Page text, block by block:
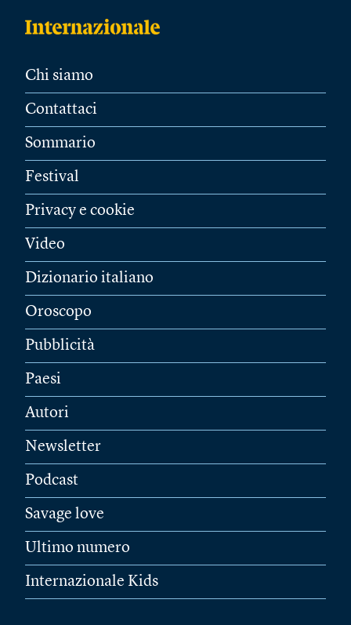
Chi siamo
Contattaci
Sommario
Festival
Privacy e cookie
Video
Dizionario italiano
Oroscopo
Pubblicità
Paesi
Autori
Newsletter
Podcast
Savage love
Ultimo numero
Internazionale Kids